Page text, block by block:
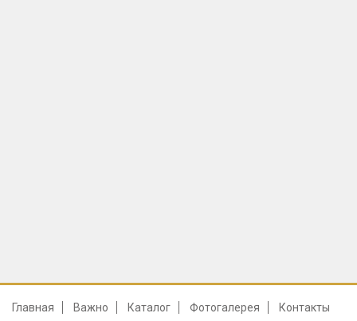
Главная Важно Каталог Фотогалерея Контакты